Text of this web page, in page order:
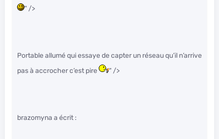
" />
Portable allumé qui essaye de capter un réseau qu’il n’arrive
pas à accrocher c’est pire
" />
brazomyna a écrit :